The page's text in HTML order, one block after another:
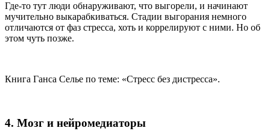
Где-то тут люди обнаруживают, что выгорели, и начинают
мучительно выкарабкиваться. Стадии выгорания немного
отличаются от фаз стресса, хоть и коррелируют с ними. Но об
этом чуть позже.
Книга Ганса Селье по теме: «Стресс без дистресса».
4. Мозг и нейромедиаторы